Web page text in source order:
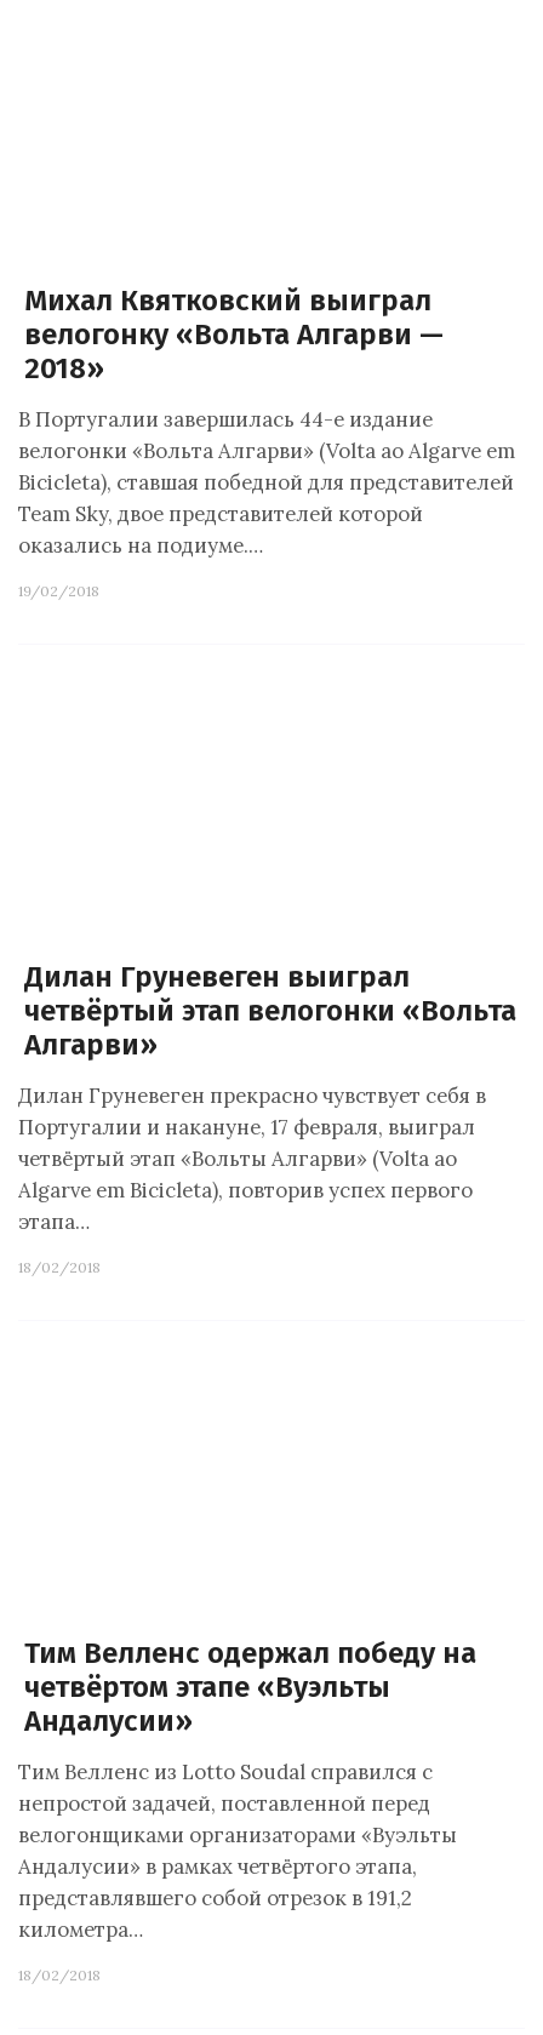
Михал Квятковский выиграл
велогонку «Вольта Алгарви —
2018»
В Португалии завершилась 44-е издание
велогонки «Вольта Алгарви» (Volta ao Algarve em
Bicicleta), ставшая победной для представителей
Team Sky, двое представителей которой
оказались на подиуме.…
19/02/2018
Дилан Груневеген выиграл
четвёртый этап велогонки «Вольта
Алгарви»
Дилан Груневеген прекрасно чувствует себя в
Португалии и накануне, 17 февраля, выиграл
четвёртый этап «Вольты Алгарви» (Volta ao
Algarve em Bicicleta), повторив успех первого
этапа…
18/02/2018
Тим Велленс одержал победу на
четвёртом этапе «Вуэльты
Андалусии»
Тим Велленс из Lotto Soudal справился с
непростой задачей, поставленной перед
велогонщиками организаторами «Вуэльты
Андалусии» в рамках четвёртого этапа,
представлявшего собой отрезок в 191,2
километра…
18/02/2018